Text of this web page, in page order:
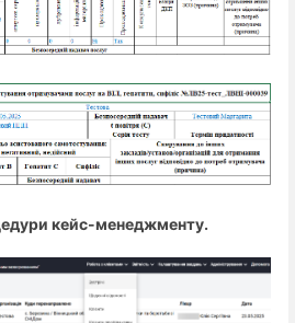
кейс-менеджменту.